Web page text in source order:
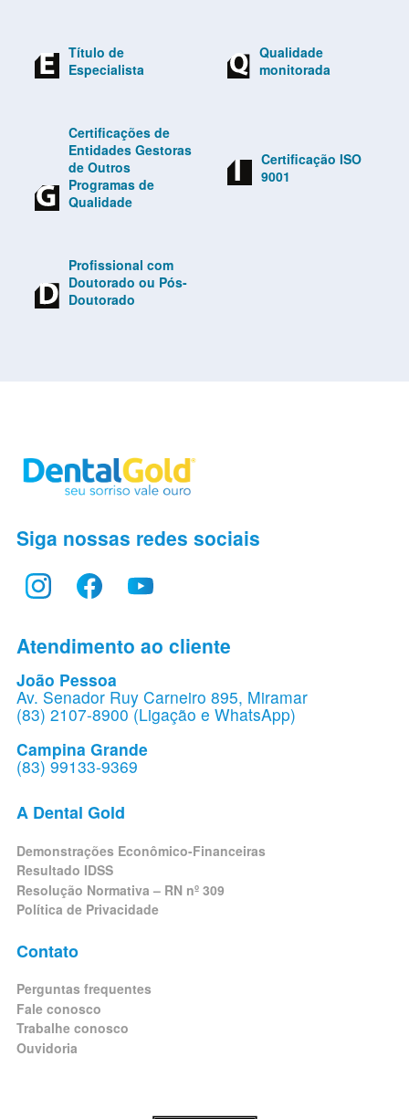
Título de
Especialista
Qualidade
monitorada
Certificações de
Entidades Gestoras
de Outros
Programas de
Qualidade
Certificação ISO
9001
Profissional com
Doutorado ou Pós-
Doutorado
Siga nossas redes sociais
Atendimento ao cliente
João Pessoa
Av. Senador Ruy Carneiro 895, Miramar
(83) 2107-8900 (Ligação e WhatsApp)
Campina Grande
(83) 99133-9369
A Dental Gold
Demonstrações Econômico-Financeiras
Resultado IDSS
Resolução Normativa – RN nº 309
Política de Privacidade
Contato
Perguntas frequentes
Fale conosco
Trabalhe conosco
Ouvidoria